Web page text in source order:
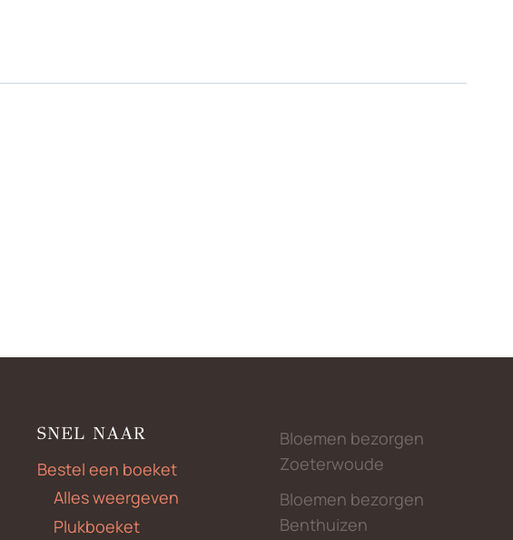
SNEL NAAR
Bestel een boeket
Alles weergeven
Plukboeket
Bloemen bezorgen
Zoeterwoude
Bloemen bezorgen
Benthuizen